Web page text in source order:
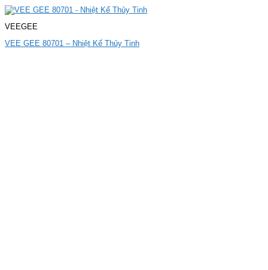
VEEGEE
VEE GEE 80701 – Nhiệt Kế Thủy Tinh